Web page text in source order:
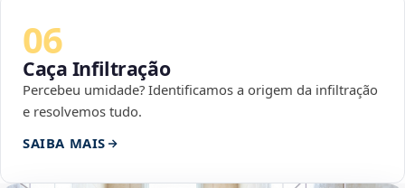
06
Caça Infiltração
Percebeu umidade? Identificamos a origem da infiltração
e resolvemos tudo.
SAIBA MAIS